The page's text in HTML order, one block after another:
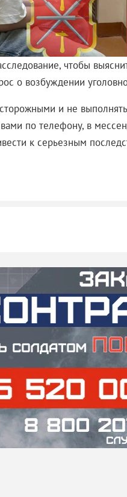
чтобы
о возбуждении
и не
по телефону, в
к серьезным